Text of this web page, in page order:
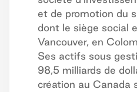
et de promotion du
dont le siège social
Vancouver, en
Ses actifs sous
98,5 milliards de
création au Canada